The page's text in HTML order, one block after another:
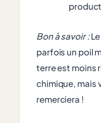
Bon à savoir :
parfois un poil
terre est moins
chimique, mais
remerciera !